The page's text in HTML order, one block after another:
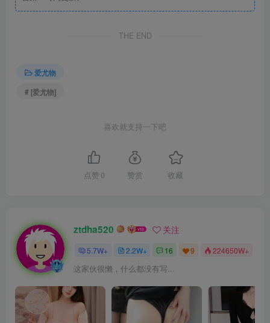
THE END
爱尤物
# [爱尤物]
喜欢就支持一下吧
点赞 0 赞赏 收藏
ztdha520 关注
5.7W+ 2.2W+ 16 9 224650W+
这家伙很懒，什么都没有写...